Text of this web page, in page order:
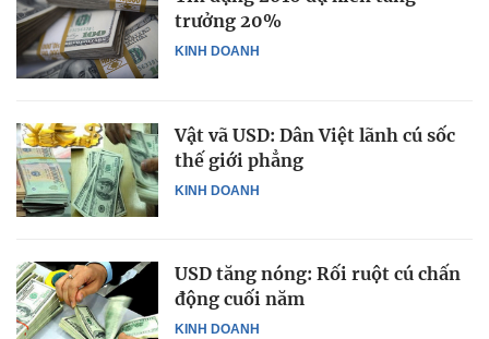
KINH DOANH
trưởng 20%
KINH DOANH
Vật vã USD: Dân Việt lãnh cú sốc
thế giới phẳng
KINH DOANH
USD tăng nóng: Rối ruột cú chấn
động cuối năm